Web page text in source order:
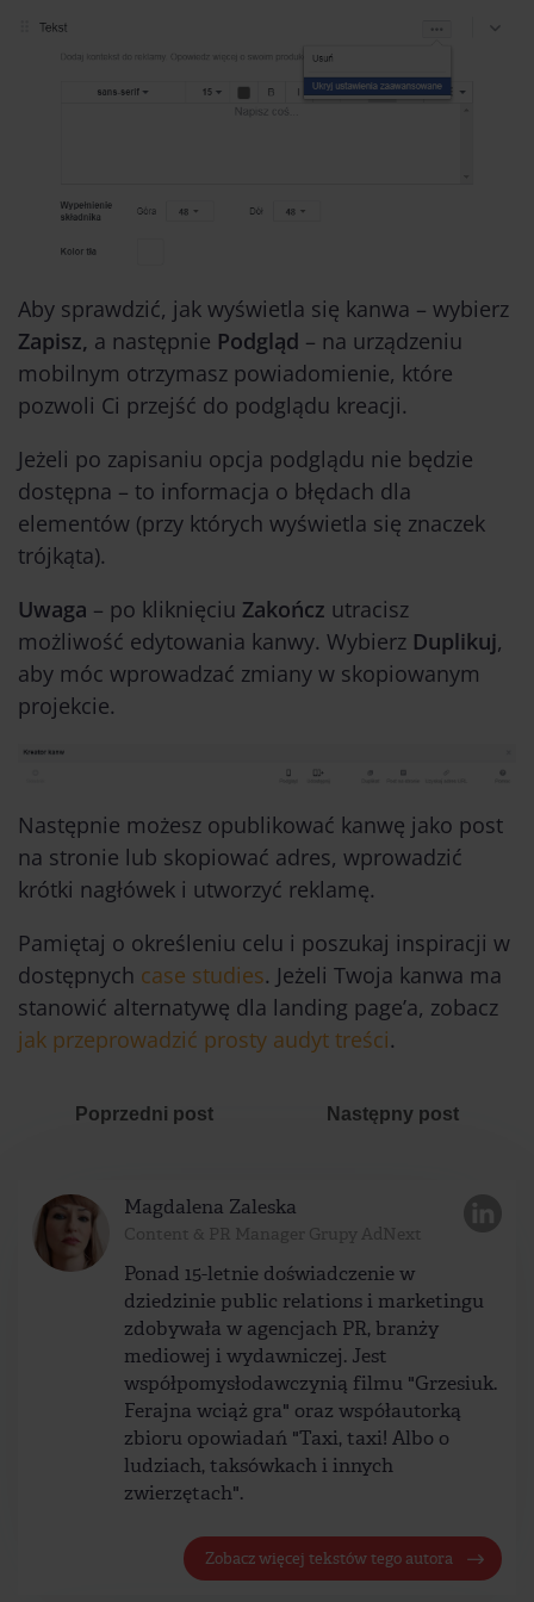
Aby sprawdzić, jak wyświetla się kanwa – wybierz
Zapisz, a następnie Podgląd – na urządzeniu
mobilnym otrzymasz powiadomienie, które
pozwoli Ci przejść do podglądu kreacji.
Jeżeli po zapisaniu opcja podglądu nie będzie
dostępna – to informacja o błędach dla
elementów (przy których wyświetla się znaczek
trójkąta).
Uwaga – po kliknięciu Zakończ utracisz
możliwość edytowania kanwy. Wybierz Duplikuj,
aby móc wprowadzać zmiany w skopiowanym
projekcie.
Następnie możesz opublikować kanwę jako post
na stronie lub skopiować adres, wprowadzić
krótki nagłówek i utworzyć reklamę.
Pamiętaj o określeniu celu i poszukaj inspiracji w
dostępnych case studies. Jeżeli Twoja kanwa ma
stanowić alternatywę dla landing page’a, zobacz
jak przeprowadzić prosty audyt treści.
Poprzedni post Następny post
Magdalena Zaleska
Ponad 15-letnie doświadczenie w
dziedzinie public relations i marketingu
zdobywała w agencjach PR, branży
mediowej i wydawniczej. Jest
współpomysłodawczynią filmu "Grzesiuk.
Ferajna wciąż gra" oraz współautorką
zbioru opowiadań "Taxi, taxi! Albo o
ludziach, taksówkach i innych
zwierzętach".
Zobacz więcej tekstów tego autora